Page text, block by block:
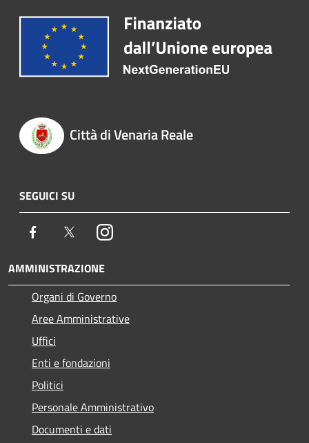
Città di Venaria Reale
SEGUICI SU
Facebook TwitterInstagram
AMMINISTRAZIONE
Organi di Governo
Aree Amministrative
Uffici
Enti e fondazioni
Politici
Personale Amministrativo
Documenti e dati